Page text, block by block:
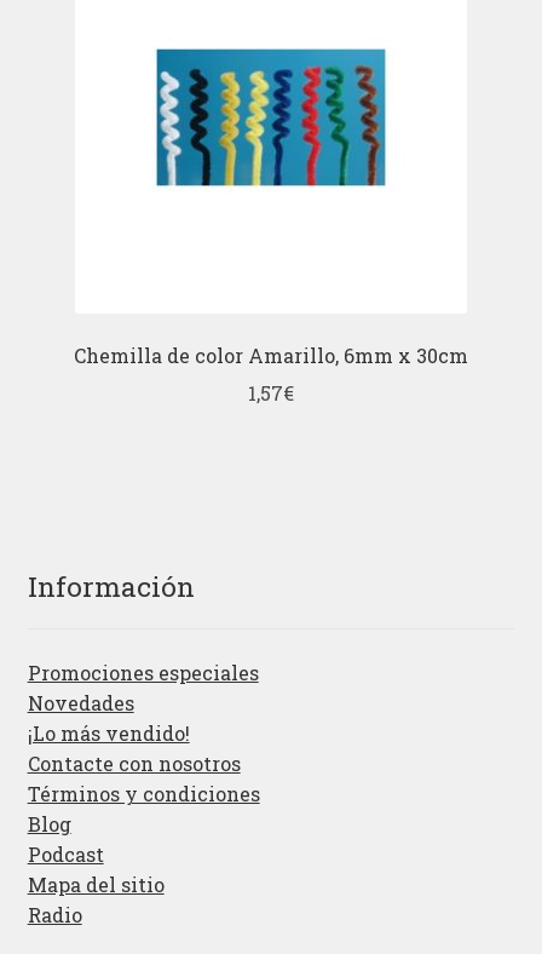
Chemilla de color Amarillo, 6mm x 30cm
1,57€
Información
Promociones especiales
Novedades
¡Lo más vendido!
Contacte con nosotros
Términos y condiciones
Blog
Podcast
Mapa del sitio
Radio